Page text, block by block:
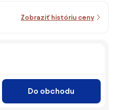
Zobraziť históriu ceny
Do obchodu